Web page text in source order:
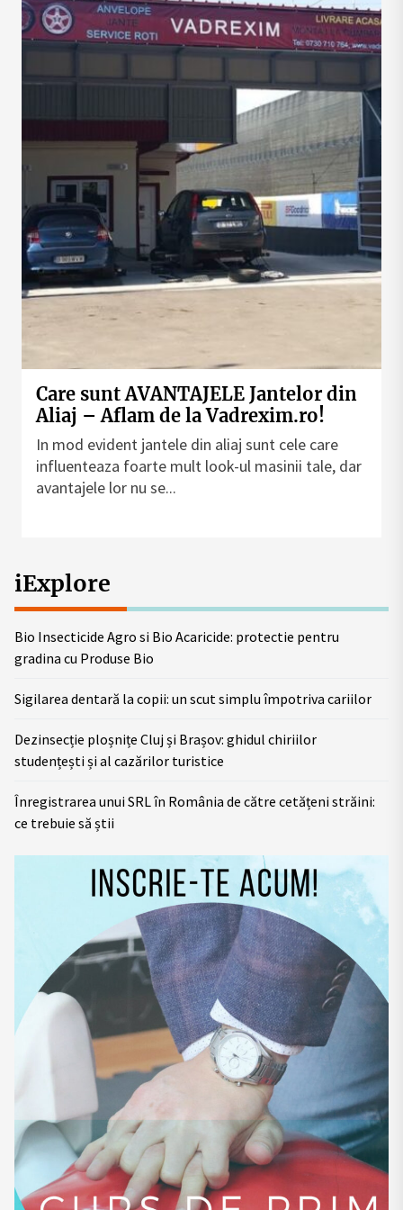
Care sunt AVANTAJELE Jantelor din
Aliaj – Aflam de la Vadrexim.ro!
In mod evident jantele din aliaj sunt cele care
influenteaza foarte mult look-ul masinii tale, dar
avantajele lor nu se...
iExplore
Bio Insecticide Agro si Bio Acaricide: protectie pentru
gradina cu Produse Bio
Sigilarea dentară la copii: un scut simplu împotriva cariilor
Dezinsecție ploșnițe Cluj și Brașov: ghidul chiriilor
studențești și al cazărilor turistice
Înregistrarea unui SRL în România de către cetățeni străini:
ce trebuie să știi